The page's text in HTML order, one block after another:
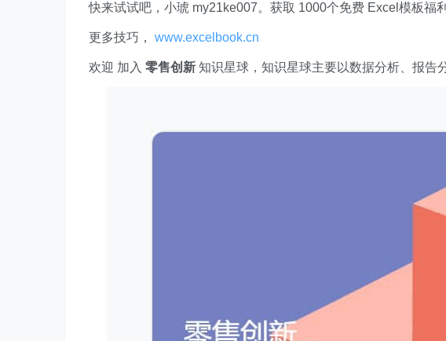
快来试试吧，小琥 my21ke007。获取 1000个免费 Excel模板福
更多技巧， www.excelbook.cn
欢迎 加入 零售创新 知识星球，知识星球主要以数据分析、报告